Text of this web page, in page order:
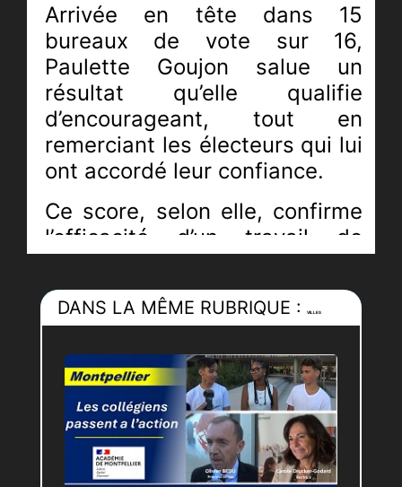
Arrivée en tête dans 15
bureaux de vote sur 16,
Paulette Goujon salue un
résultat qu’elle qualifie
d’encourageant, tout en
remerciant les électeurs qui lui
ont accordé leur confiance.
Ce score, selon elle, confirme
l’efficacité d’un travail de
plusieurs mois. Mais la
candidate reste prudente :
scrutin.
Un appel au rassemblement
face aux extrêmes
DANS LA MÊME RUBRIQUE :VILLES